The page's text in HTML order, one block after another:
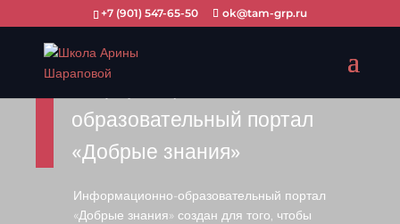
+7 (901) 547-65-50 ok@tam-grp.ru
образовательный портал
«Добрые знания»
Информационно-образовательный портал
«Добрые знания» создан для того, чтобы